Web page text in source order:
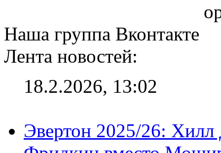
Наша группа Вконтакте
Лента новостей:
18.2.2026, 13:02
Эвертон 2025/26: